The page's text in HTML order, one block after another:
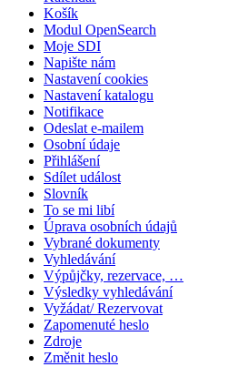
Košík
Modul OpenSearch
Moje SDI
Napište nám
Nastavení cookies
Nastavení katalogu
Notifikace
Odeslat e-mailem
Osobní údaje
Přihlášení
Sdílet událost
Slovník
To se mi libí
Úprava osobních údajů
Vybrané dokumenty
Vyhledávání
Výpůjčky, rezervace, …
Výsledky vyhledávání
Vyžádat/ Rezervovat
Zapomenuté heslo
Zdroje
Změnit heslo